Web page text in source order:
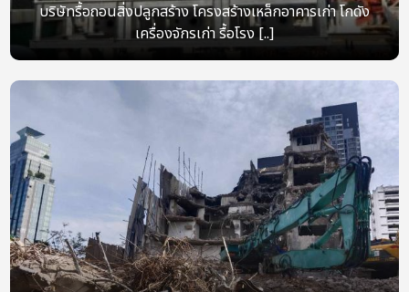
บริษัทรื้อถอนสิ่งปลูกสร้าง โครงสร้างเหล็กอาคารเก่า โกดัง
เครื่องจักรเก่า รื้อโรง [..]